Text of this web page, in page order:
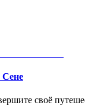
Сене
своё